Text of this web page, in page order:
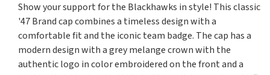
Show your support for the Blackhawks in style! This classic
'47 Brand cap combines a timeless design with a
comfortable fit and the iconic team badge. The cap has a
modern design with a grey melange crown with the
authentic logo in color embroidered on the front and a